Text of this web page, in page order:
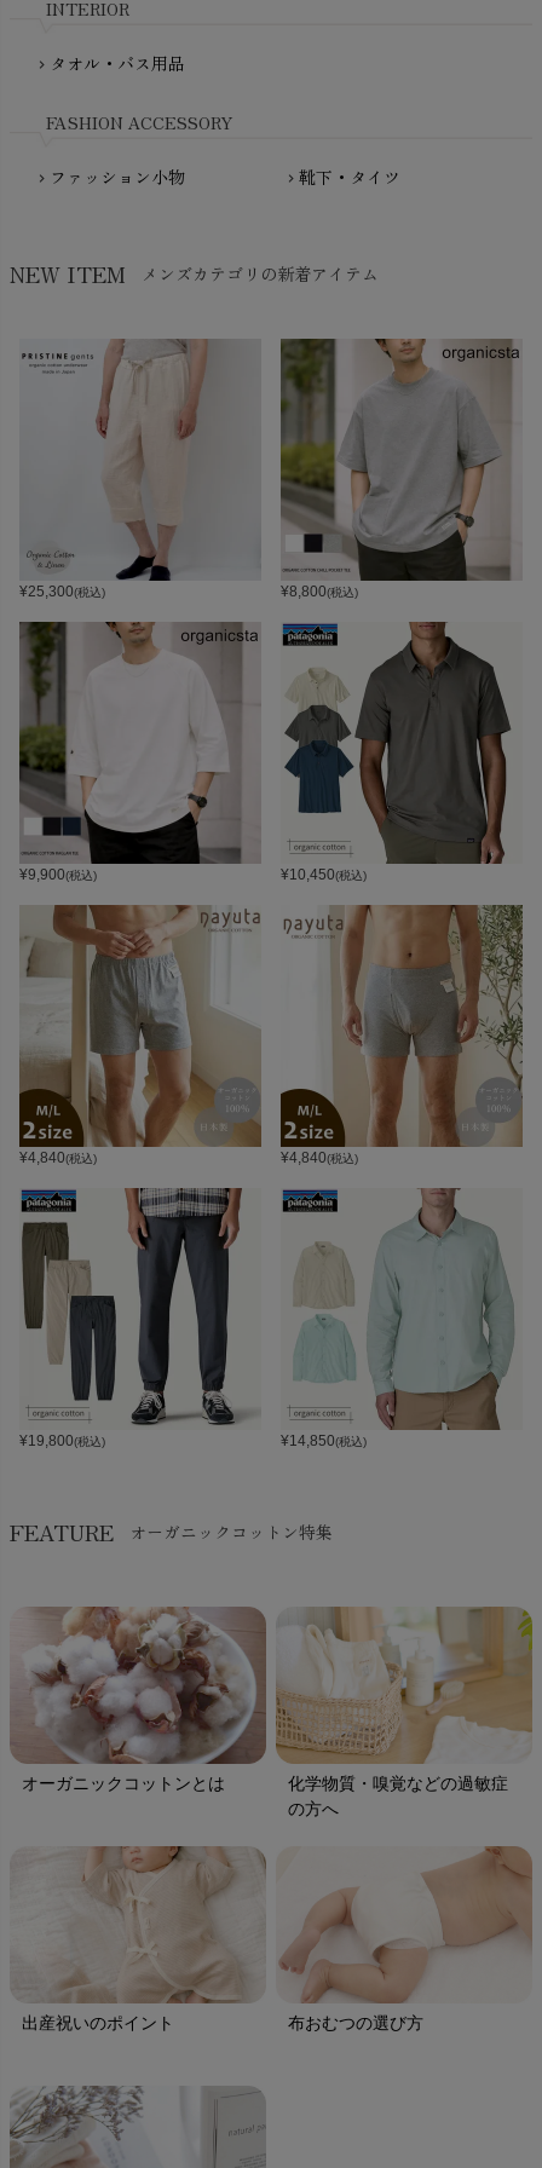
NewNative（ニューネイティブ）
INTERIOR
chevron_right タオル・バス用品
FASHION ACCESSORY
chevron_right ファッション小物 chevron_right 靴下・タイツ
NEW ITEM メンズカテゴリの新着アイテム
¥25,300(税込) ¥8,800(税込)
¥9,900(税込) ¥10,450(税込)
¥4,840(税込) ¥4,840(税込)
¥19,800(税込) ¥14,850(税込)
FEATURE オーガニックコットン特集
オーガニックコットンとは
化学物質・嗅覚などの過敏症
の方へ
出産祝いのポイント 布おむつの選び方